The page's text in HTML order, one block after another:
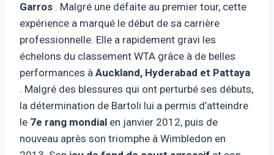
Garros . Malgré une défaite au premier tour, cette
expérience a marqué le début de sa carrière
professionnelle. Elle a rapidement gravi les
échelons du classement WTA grâce à de belles
performances à Auckland, Hyderabad et Pattaya
. Malgré des blessures qui ont perturbé ses débuts,
la détermination de Bartoli lui a permis d’atteindre
le 7e rang mondial en janvier 2012, puis de
nouveau après son triomphe à Wimbledon en